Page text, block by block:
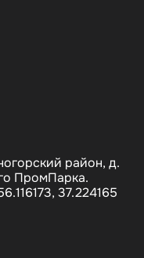
район, д.
ПромПарка.
37.224165